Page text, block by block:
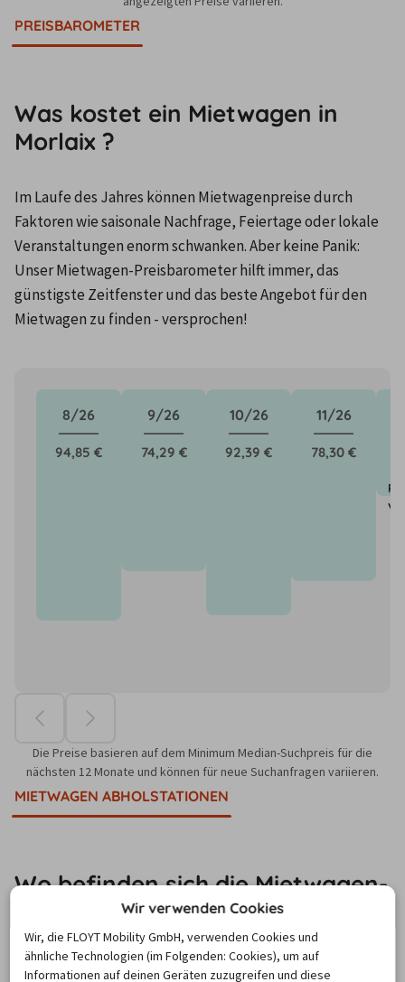
PREISBAROMETER
Was kostet ein Mietwagen in
Morlaix ?
Im Laufe des Jahres können Mietwagenpreise durch
Faktoren wie saisonale Nachfrage, Feiertage oder lokale
Veranstaltungen enorm schwanken. Aber keine Panik:
Unser Mietwagen-Preisbarometer hilft immer, das
günstigste Zeitfenster und das beste Angebot für den
Mietwagen zu finden - versprochen!
8/26
94,85 €
9/26
74,29 €
10/26
92,39 €
11/26
78,30 €
Die Preise basieren auf dem Minimum Median-Suchpreis für die
nächsten 12 Monate und können für neue Suchanfragen variieren.
MIETWAGEN ABHOLSTATIONEN
Wo befinden sich die Mietwagen-
Stationen in Morlaix?
Ob am Flughafen, Bahnhof oder in der Nähe der
Wir verwenden Cookies
Wir, die FLOYT Mobility GmbH, verwenden Cookies und
ähnliche Technologien (im Folgenden: Cookies), um auf
Informationen auf deinen Geräten zuzugreifen und diese